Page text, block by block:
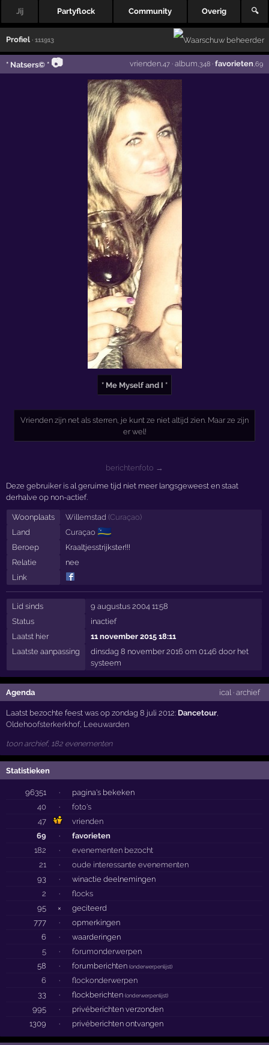
Jij Partyflock Community Overig 🔍
Profiel · 111913
* Natsers© * 📷 vrienden,47· album ,348· favorieten ,69
* Me Myself and I *
Vrienden zijn net als sterren, je kunt ze niet altijd zien. Maar ze zijn
er wel!
berichtenfoto →
Deze gebruiker is al geruime tijd niet meer langsgeweest en staat
derhalve op non-actief.
Woonplaats Willemstad (Curaçao)
Land
Curaçao 🇨🇼
Beroep
Kraaltjesstrijkster!!!
Relatie
nee
Link
Lid sinds
9 augustus 2004 11:58
Status
inactief
Laatst hier
11 november 2015 18:11
Laatste aanpassing
dinsdag 8 november 2016 om 01:46 door het
systeem
Agenda ical · archief
Laatst bezochte feest was op zondag 8 juli 2012: Dancetour,
Oldehoofsterkerkhof, Leeuwarden
toon archief, 182 evenementen
Statistieken
96351 ·
pagina's bekeken
40
·
foto's
47
vrienden
69
·
favorieten
182
·
evenementen bezocht
21
·
oude interessante evenementen
93
·
winactie deelnemingen
2
·
flocks
95
×
geciteerd
777
·
opmerkingen
6
·
waarderingen
5
·
forumonderwerpen
58
· forumberichten(onderwerpenlijst)
6 ·
flockonderwerpen
33
· flockberichten(onderwerpenlijst)
995 ·
privéberichten verzonden
1309
· privéberichten ontvangen